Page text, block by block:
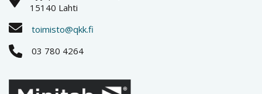
15140 Lahti
toimisto@qkk.fi
03 780 4264